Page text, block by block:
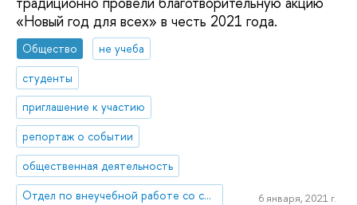
«Новый год для всех» в честь 2021 года.
Общество
не учеба
студенты
приглашение к участию
репортаж о событии
общественная деятельность
Отдел по внеучебной работе со студентами (Нижний Новгород)
6 января, 2021 г.